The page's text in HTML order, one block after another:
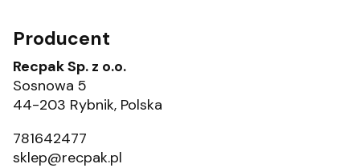
Producent
Recpak Sp. z o.o.
Sosnowa 5
44-203 Rybnik, Polska
781642477
sklep@recpak.pl